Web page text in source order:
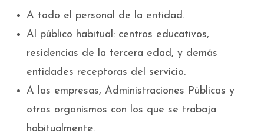
A todo el personal de la entidad.
Al público habitual: centros educativos,
residencias de la tercera edad, y demás
entidades receptoras del servicio.
A las empresas, Administraciones Públicas y
otros organismos con los que se trabaja
habitualmente.